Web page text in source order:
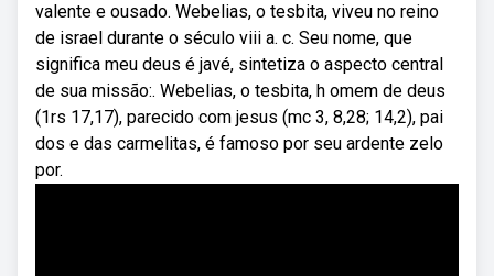
valente e ousado. Webelias, o tesbita, viveu no reino
de israel durante o século viii a. c. Seu nome, que
significa meu deus é javé, sintetiza o aspecto central
de sua missão:. Webelias, o tesbita, h omem de deus
(1rs 17,17), parecido com jesus (mc 3, 8,28; 14,2), pai
dos e das carmelitas, é famoso por seu ardente zelo
por.